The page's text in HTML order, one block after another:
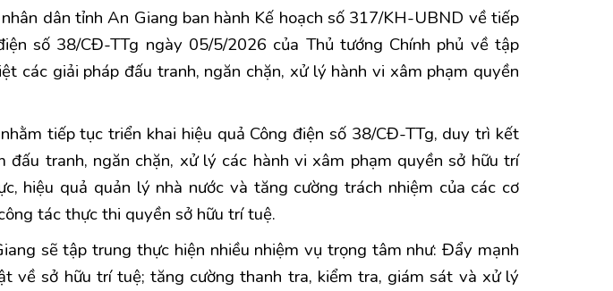
dân tỉnh An Giang ban hành Kế hoạch số 317/KH-UBND về tiếp
số 38/CĐ-TTg ngày 05/5/2026 của Thủ tướng Chính phủ về tập
các giải pháp đấu tranh, ngăn chặn, xử lý hành vi xâm phạm quyền
tiếp tục triển khai hiệu quả Công điện số 38/CĐ-TTg, duy trì kết
đấu tranh, ngăn chặn, xử lý các hành vi xâm phạm quyền sở hữu trí
hiệu quả quản lý nhà nước và tăng cường trách nhiệm của các cơ
tác thực thi quyền sở hữu trí tuệ.
sẽ tập trung thực hiện nhiều nhiệm vụ trọng tâm như: Đẩy mạnh
về sở hữu trí tuệ; tăng cường thanh tra, kiểm tra, giám sát và xử lý